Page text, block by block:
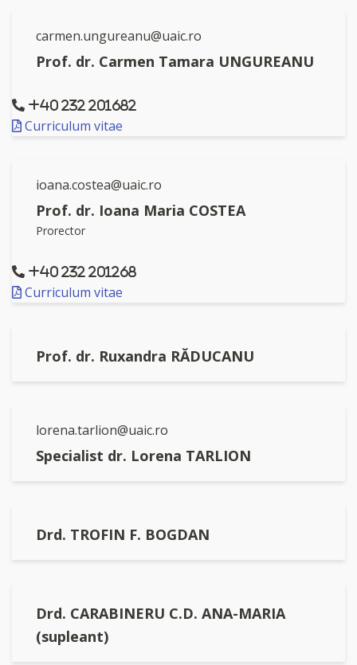
Prof. dr. Carmen Tamara UNGUREANU
carmen.ungureanu@uaic.ro
+40 232 201682
Curriculum vitae
Prorector
Prof. dr. Ioana Maria COSTEA
ioana.costea@uaic.ro
+40 232 201268
Curriculum vitae
Prof. dr. Ruxandra RĂDUCANU
Specialist dr. Lorena TARLION
lorena.tarlion@uaic.ro
Drd. TROFIN F. BOGDAN
Drd. CARABINERU C.D. ANA-MARIA
(supleant)